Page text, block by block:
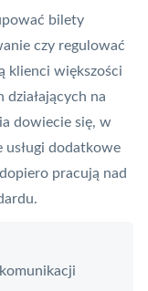
bilety
czy regulować
klienci większości
na
dowiecie się, w
usługi dodatkowe
pracują nad